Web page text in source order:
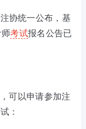
协统一公布，基
考试报名公告已
可以申请参加注
：